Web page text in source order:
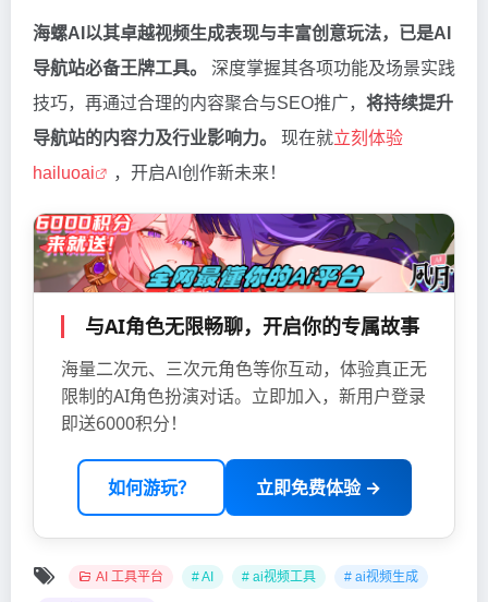
海螺AI以其卓越视频生成表现与丰富创意玩法，已是AI
导航站必备王牌工具。
深度掌握其各项功能及场景实践
技巧，再通过合理的内容聚合与SEO推广， 将持续提升
导航站的内容力及行业影响力。
现在就立刻体验
hailuoai
，开启AI创作新未来！
与AI角色无限畅聊，开启你的专属故事
海量二次元、三次元角色等你互动，体验真正无
限制的AI角色扮演对话。立即加入，新用户登录
即送6000积分！
如何游玩？ 立即免费体验 →
AI 工具平台 # AI # ai视频工具 # ai视频生成